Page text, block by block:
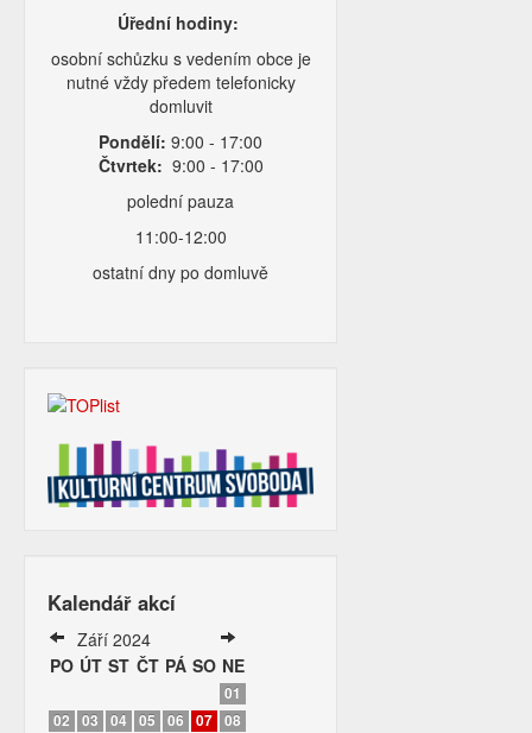
Úřední hodiny:
osobní schůzku s vedením obce je
nutné vždy předem telefonicky
domluvit
Pondělí: 9:00 - 17:00
Čtvrtek: 9:00 - 17:00
polední pauza
11:00-12:00
ostatní dny po domluvě
Kalendář akcí
Září 2024
PO ÚT ST ČT PÁ SO NE
01
02
03 04 05 06 07 08